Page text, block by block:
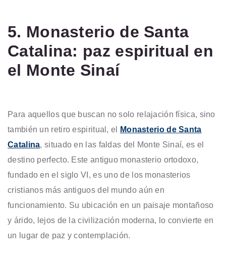
5. Monasterio de Santa
Catalina: paz espiritual en
el Monte Sinaí
Para aquellos que buscan no solo relajación física, sino
también un retiro espiritual, el
Monasterio de Santa
Catalina, situado en las faldas del Monte Sinaí, es el
destino perfecto. Este antiguo monasterio ortodoxo,
fundado en el siglo VI, es uno de los monasterios
cristianos más antiguos del mundo aún en
funcionamiento. Su ubicación en un paisaje montañoso
y árido, lejos de la civilización moderna, lo convierte en
un lugar de paz y contemplación.